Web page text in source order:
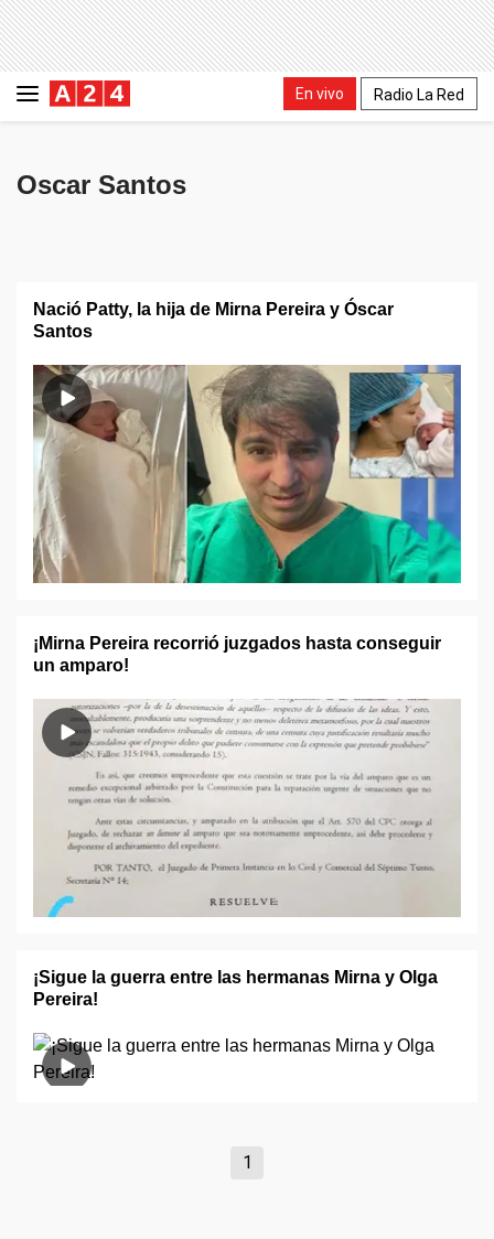
En vivo Radio La Red
Oscar Santos
Nació Patty, la hija de Mirna Pereira y Óscar
Santos
¡Mirna Pereira recorrió juzgados hasta conseguir
un amparo!
¡Sigue la guerra entre las hermanas Mirna y Olga
Pereira!
1